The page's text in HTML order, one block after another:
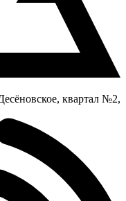
квартал №2,